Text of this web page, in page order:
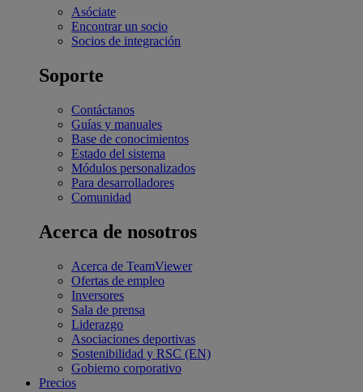
Asóciate
Encontrar un socio
Socios de integración
Soporte
Contáctanos
Guías y manuales
Base de conocimientos
Estado del sistema
Módulos personalizados
Para desarrolladores
Comunidad
Acerca de nosotros
Acerca de TeamViewer
Ofertas de empleo
Inversores
Sala de prensa
Liderazgo
Asociaciones deportivas
Sostenibilidad y RSC (EN)
Gobierno corporativo
Precios